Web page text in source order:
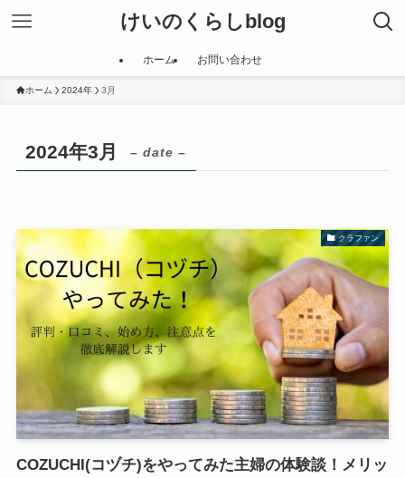
けいのくらしblog
ホーム お問い合わせ
ホーム 2024年 3月
2024年3月 – date –
クラファン
COZUCHI(コヅチ)をやってみた主婦の体験談！メリッ